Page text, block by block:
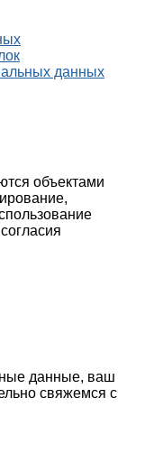
данных
объектами
данные, ваш
свяжемся с